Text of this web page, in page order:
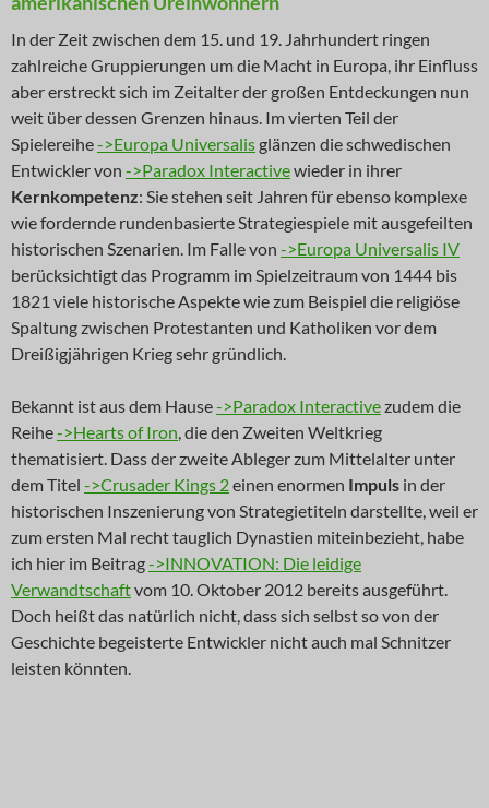
In der Zeit zwischen dem 15. und 19. Jahrhundert ringen
zahlreiche Gruppierungen um die Macht in Europa, ihr Einfluss
aber erstreckt sich im Zeitalter der großen Entdeckungen nun
weit über dessen Grenzen hinaus. Im vierten Teil der
Spielereihe->Europa Universalis glänzen die schwedischen
Entwickler von ->Paradox Interactivewieder in ihrer
Kernkompetenz: Sie stehen seit Jahren für ebenso komplexe
wie fordernde rundenbasierte Strategiespiele mit ausgefeilten
historischen Szenarien. Im Falle von ->Europa Universalis IV
berücksichtigt das Programm im Spielzeitraum von 1444 bis
1821 viele historische Aspekte wie zum Beispiel die religiöse
Spaltung zwischen Protestanten und Katholiken vor dem
Dreißigjährigen Krieg sehr gründlich.
Bekannt ist aus dem Hause->Paradox Interactivezudem die
Reihe->Hearts of Iron, die den Zweiten Weltkrieg
thematisiert. Dass der zweite Ableger zum Mittelalter unter
dem Titel ->Crusader Kings 2einen enormen Impuls in der
historischen Inszenierung von Strategietiteln darstellte, weil er
zum ersten Mal recht tauglich Dynastien miteinbezieht, habe
ich hier im Beitrag->INNOVATION: Die leidige
Verwandtschaftvom 10. Oktober 2012 bereits ausgeführt.
Doch heißt das natürlich nicht, dass sich selbst so von der
Geschichte begeisterte Entwickler nicht auch mal Schnitzer
leisten könnten.